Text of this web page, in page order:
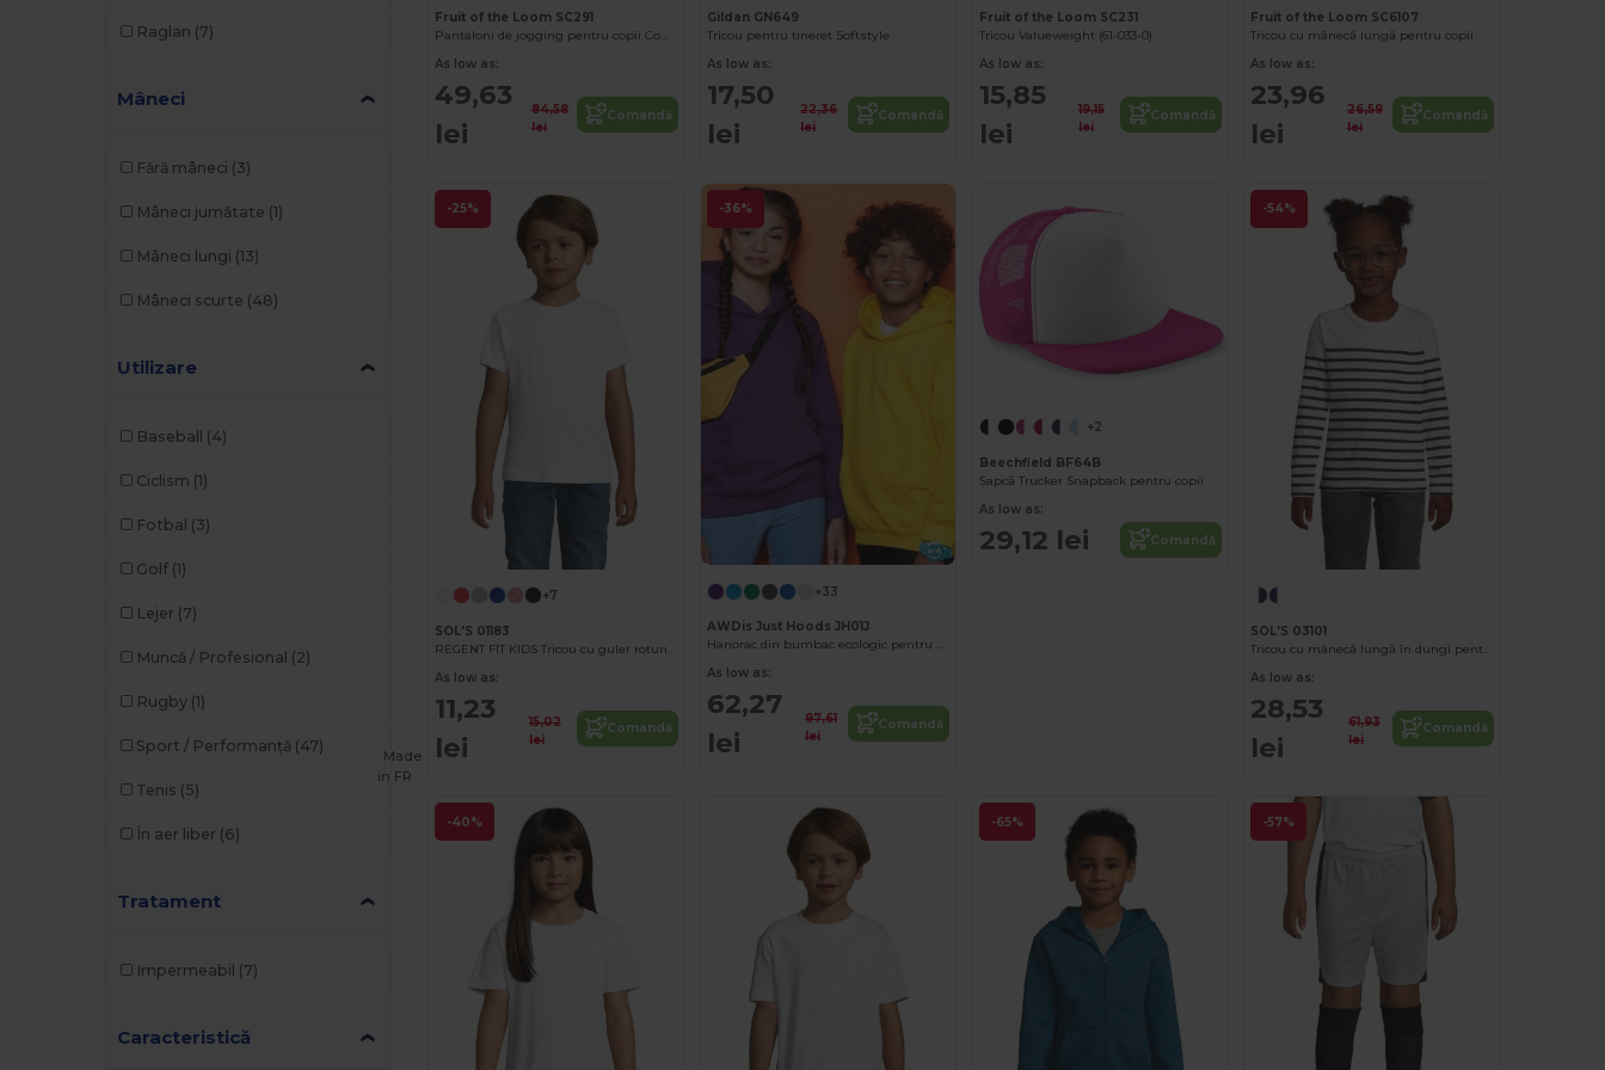
Rimeck
(11)
(1)
SF Clothing (2)
SF Mini
Spasso (2)
Spiro (3)
Splashmacs
Stamina
Tombo
Towel city (2)
WK. Designed To Work
Yoko (3)
Raglan (7)
Mâneci
Fără mâneci (3)
Mâneci jumătate (1)
Mâneci lungi (13)
Mâneci scurte (48)
Utilizare
Baseball (4)
Ciclism (1)
Fotbal (3)
Golf (1)
Lejer (7)
Muncă / Profesional (2)
Rugby (1)
Sport / Performanță (47)
Tenis (5)
În aer liber (6)
Tratament
Impermeabil (7)
Caracteristică
Fruit of the Loom SC291
Pantaloni de jogging pentru copii Comfort Fit cu talie elastică
As low as:
49,63
lei
84,58
lei
Comandă
Gildan GN649
Tricou pentru tineret Softstyle
As low as:
17,50
lei
22,36
lei
Comandă
Fruit of the Loom SC231
Tricou Valueweight (61-033-0)
As low as:
15,85
lei
19,15
lei
Comandă
Fruit of the Loom SC6107
Tricou cu mânecă lungă pentru copii
As low as:
23,96
lei
26,59
lei
Comandă
-25%
+7
SOL'S 01183
REGENT FIT KIDS Tricou cu guler rotund pentru copii
As low as:
11,23
lei
15,02
lei
Comandă
-36%
+33
AWDis Just Hoods JH01J
Hanorac din bumbac ecologic pentru copii cu buzunar tip marsupiu
As low as:
62,27
lei
97,61
lei
Comandă
+2
Beechfield BF64B
Șapcă Trucker Snapback pentru copii
As low as:
29,12 lei Comandă
-54%
SOL'S 03101
Tricou cu mânecă lungă în dungi pentru copii Matelot Lsl Kids
As low as:
28,53
lei
61,93
lei
Comandă
-40%
Made
in FR
-65% -57%